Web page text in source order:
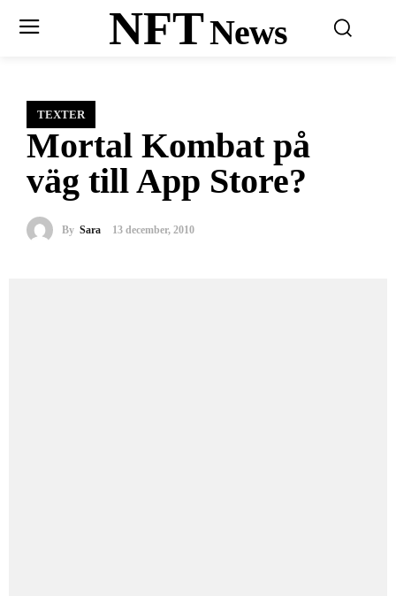
NFTNews
TEXTER
Mortal Kombat på
väg till App Store?
By Sara 13 december, 2010